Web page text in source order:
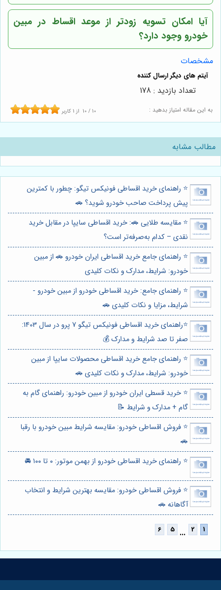
آیا امکان تسویه زودتر از موعد اقساط در مبین
خودرو وجود دارد؟
مشخصات
به این مقاله امتیاز بدهید : 10 / 10 از 1 کاربر
تعداد بازدید : 178
مطالب مشابه
⭐️ راهنمای خرید اقساطی فونیکس تیگو: چطور با کمترین
پیش پرداخت صاحب خودرو شوید؟ 🚗
⭐️ مقایسه طلایی 🚗: خرید اقساطی سایپا در مقابل خرید
نقدی – کدام به‌صرفه‌تر است؟
⭐️ راهنمای جامع خرید اقساطی ایران خودرو 🚗 از مبین
خودرو: شرایط، مدارک و نکات کلیدی
⭐️ راهنمای جامع: خرید اقساطی خودرو از مبین خودرو -
شرایط، مزایا و نکات کلیدی 🚗
⭐️راهنمای خرید اقساطی فونیکس تیگو 7 پرو در سال 1403:
صفر تا صد شرایط و مدارک 💰
⭐️ راهنمای جامع خرید اقساطی محصولات سایپا از مبین
خودرو: شرایط، مدارک و نکات کلیدی 🚗
⭐️ خرید قسطی ایران خودرو از مبین خودرو: راهنمای گام به
گام + مدارک و شرایط 📝
⭐️ فروش اقساطی خودرو: مقایسه شرایط مبین خودرو با رقبا
🚗
⭐️ راهنمای خرید اقساطی خودرو از بهمن موتور: ۰ تا ۱۰۰ 🚘
⭐️ فروش اقساطی خودرو: مقایسه بهترین شرایط و انتخاب
آگاهانه 🚗
...